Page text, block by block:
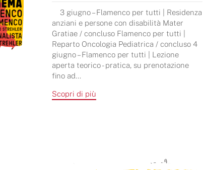
3 giugno – Flamenco per tutti | Residenza
anziani e persone con disabilità Mater
Gratiae / concluso Flamenco per tutti |
Reparto Oncologia Pediatrica / concluso 4
giugno – Flamenco per tutti | Lezione
aperta teorico - pratica, su prenotazione
fino ad...
Scopri di più